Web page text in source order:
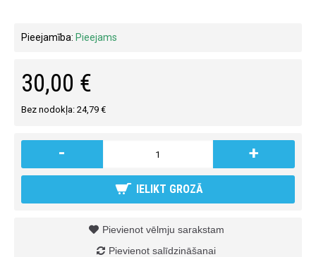
Pieejamība: Pieejams
30,00 €
Bez nodokļa: 24,79 €
- +
IELIKT GROZĀ
Pievienot vēlmju sarakstam
Pievienot salīdzināšanai